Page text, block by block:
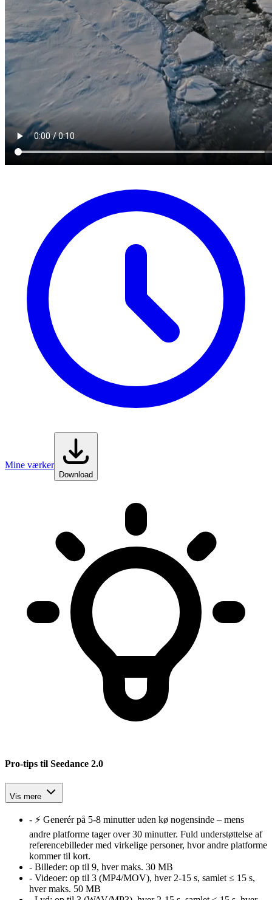
Mine værker
Download
Pro-tips til Seedance 2.0
Vis mere
- ⚡ Generér på 5-8 minutter uden kø nogensinde – mens
andre platforme tager over 30 minutter. Fuld understøttelse af
referencebilleder med virkelige personer, hvor andre platforme
kommer til kort.
- Billeder: op til 9, hver maks. 30 MB
- Videoer: op til 3 (MP4/MOV), hver 2-15 s, samlet ≤ 15 s,
hver maks. 50 MB